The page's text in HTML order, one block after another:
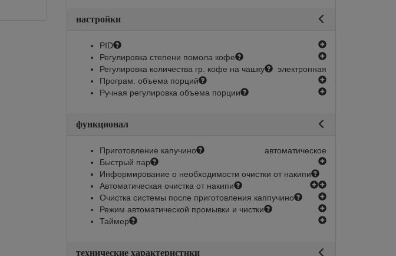
настройки
PID
есть
Регулировка степени помола кофе
есть
Регулировка количества гр. кофе на чашку
электронная
Програм. объема порций
есть
Ручная регулировка объема порции
есть
функционал
Приготовление капучино
автоматическое
Быстрый пар
есть
Информирование о необходимости очистки от накипи
есть
Автоматическая очистка от накипи
есть
Очистка системы после приготовления каппучино
есть
Режим автоматической промывки и чистки
есть
Таймер
есть
технические характеристики